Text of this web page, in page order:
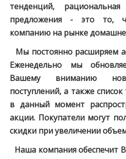
тенденций,
предложения - это то,
компанию на рынке
Мы постоянно расширяем
Еженедельно мы
Вашему вниманию
поступлений, а также
в данный момент
акции. Покупатели могут
скидки при увеличении
Наша компания обеспечит